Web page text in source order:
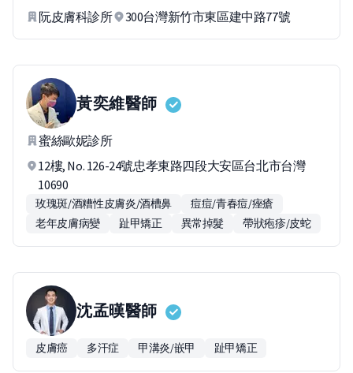
阮皮膚科診所 300台灣新竹市東區建中路77號
黃奕維醫師
蜜絲歐妮診所
12樓, No. 126-24號忠孝東路四段大安區台北市台灣
10690
玫瑰斑/酒糟性皮膚炎/酒槽鼻
痘痘/青春痘/痤瘡
老年皮膚病變
趾甲矯正 異常掉髮 帶狀疱疹/皮蛇
沈孟暵醫師
皮膚癌 多汗症 甲溝炎/嵌甲 趾甲矯正